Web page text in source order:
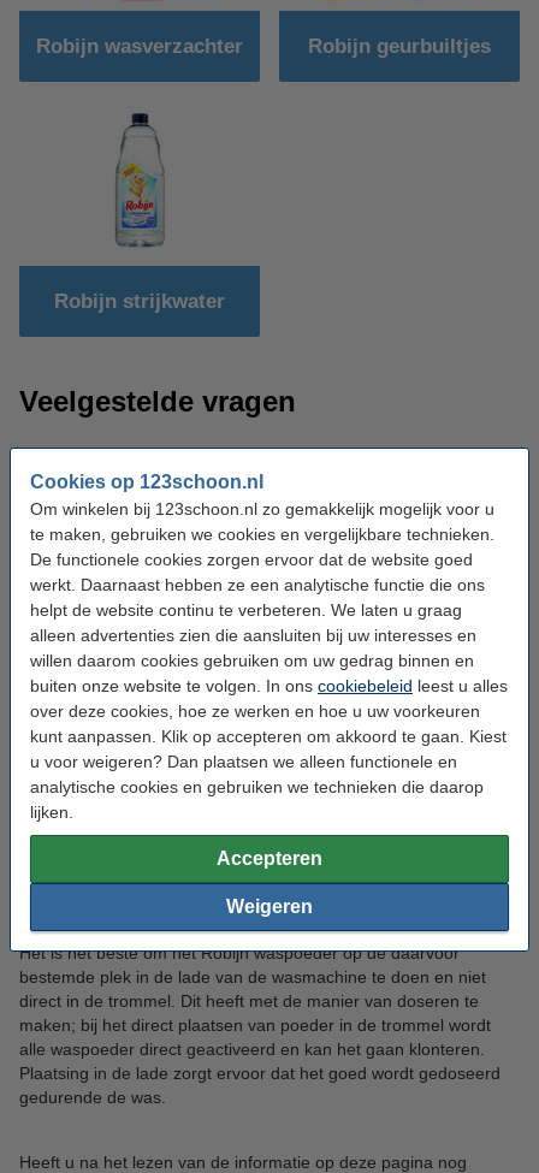
Cookies op 123schoon.nl
Om winkelen bij 123schoon.nl zo gemakkelijk mogelijk voor u
te maken, gebruiken we cookies en vergelijkbare technieken.
De functionele cookies zorgen ervoor dat de website goed
werkt. Daarnaast hebben ze een analytische functie die ons
helpt de website continu te verbeteren. We laten u graag
alleen advertenties zien die aansluiten bij uw interesses en
willen daarom cookies gebruiken om uw gedrag binnen en
buiten onze website te volgen. In ons cookiebeleid leest u alles
over deze cookies, hoe ze werken en hoe u uw voorkeuren
kunt aanpassen. Klik op accepteren om akkoord te gaan. Kiest
u voor weigeren? Dan plaatsen we alleen functionele en
analytische cookies en gebruiken we technieken die daarop
lijken.
Accepteren
Weigeren
Robijn wasverzachter Robijn geurbuiltjes
Robijn strijkwater
Veelgestelde vragen
voor de wasmachine?
Dit ligt zowel aan het specifieke middel dat u gebruikt als een het
soort textiel en de soort vlekken die in de was zitten. Over het
algemeen geldt dat (wit) waspoeder zorgt voor een wittere was,
maar dat vloeibaar wasmiddelen sneller en beter in hardnekkige
vlekken trekt. Daarnaast heeft het Robijn waspoeder in het
assortiment van 123schoon.nl een extra onderhoudend werking
voor uw kleding.
Hoeveel Robijn waspoeder moet ik gebruiken?
Voor elke was volstaat een hoeveelheid van 55 gram. Dit is één
dosering van Robijn Fleur & Fijn waspoeder; de verpakking bevat
550 gram, wat voldoende is voor 10 wasbeurten. U kunt uiteraard
minder of meer toevoegen, maar bij minder waspoeder wordt uw
nadelig effect hebben op zowel het textiel als uw wasmachine.
Kan ik Robijn waspoeder in de wastrommel doen?
Het is het beste om het Robijn waspoeder op de daarvoor
bestemde plek in de lade van de wasmachine te doen en niet
direct in de trommel. Dit heeft met de manier van doseren te
maken; bij het direct plaatsen van poeder in de trommel wordt
alle waspoeder direct geactiveerd en kan het gaan klonteren.
Plaatsing in de lade zorgt ervoor dat het goed wordt gedoseerd
gedurende de was.
Heeft u na het lezen van de informatie op deze pagina nog